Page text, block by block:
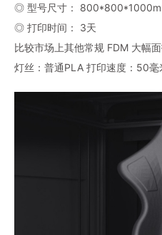
◎ 型号尺寸：
◎ 打印时间： 3天
比较市场上其他常规 FDM 大幅
灯丝：普通PLA 打印速度：50